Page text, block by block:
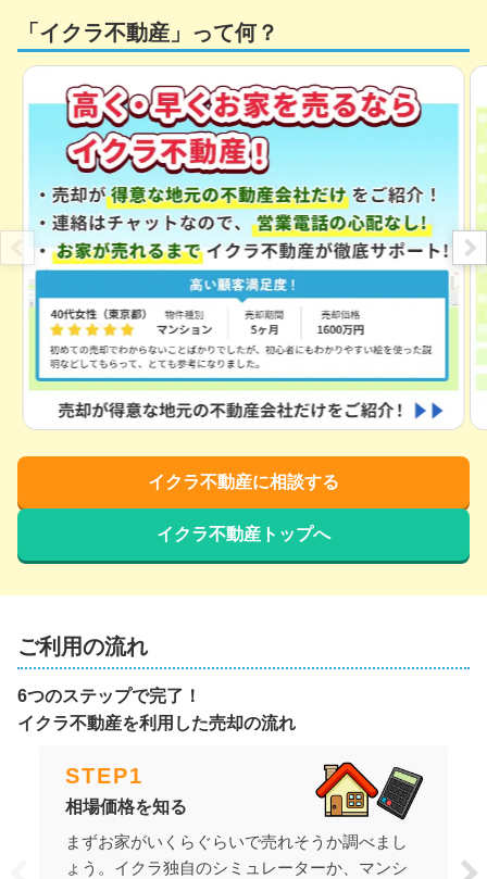
「イクラ不動産」って何？
イクラ不動産に相談する
イクラ不動産トップへ
ご利用の流れ
6つのステップで完了！
イクラ不動産を利用した売却の流れ
STEP1
相場価格を知る
まずお家がいくらぐらいで売れそうか調べまし
ょう。イクラ独自のシミュレーターか、マンシ